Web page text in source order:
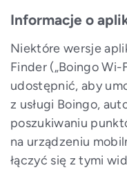
Informacje o
Niektóre wersje
Finder („Boingo Wi-
udostępnić, aby
z usługi Boingo,
poszukiwaniu
na urządzeniu
łączyć się z tymi